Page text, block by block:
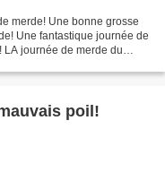
merde! Une bonne grosse
Une fantastique journée de
journée de merde du
poil!